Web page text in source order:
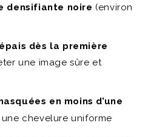
densifiante noire (environ
dès la première
une image sûre et
en moins d’une
une chevelure uniforme